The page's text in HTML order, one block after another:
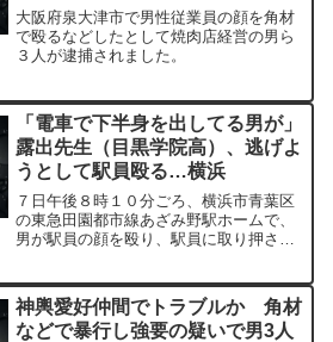
大阪府泉大津市で男性従業員の顔を角材
で殴るなどしたとして焼肉店経営の男ら
３人が逮捕されました。
「電車で下半身を出してる男が」
露出先生（目黒学院高）、逃げよ
うとして駅員殴る…横浜
７日午後８時１０分ごろ、横浜市青葉区
の東急田園都市線あざみ野駅ホームで、
男が駅員の顔を殴り、駅員に取り押さえ
神輿愛好仲間でトラブルか 角材
などで暴行し強要の疑いで男3人